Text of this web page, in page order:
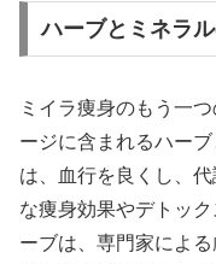
ハーブとミネラ
ミイラ痩身のもう一
ージに含まれるハー
は、血行を良くし、
な痩身効果やデトッ
ーブは、専門家によ